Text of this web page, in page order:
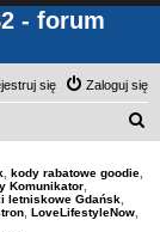
- forum
Zaloguj się
się
kody rabatowe goodie
Komunikator
letniskowe Gdańsk
LoveLifestyleNow